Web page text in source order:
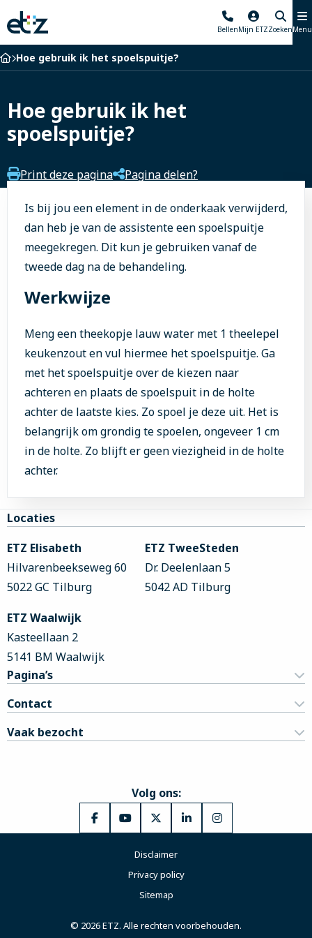
Elisabeth-
TweeSteden
Ziekenhuis
BellenMijn ETZZoekenMenu
Home
Hoe gebruik ik het spoelspuitje?
Hoe gebruik ik het
spoelspuitje?
Print deze pagina Pagina delen?
Is bij jou een element in de onderkaak verwijderd,
dan heb je van de assistente een spoelspuitje
meegekregen. Dit kun je gebruiken vanaf de
tweede dag na de behandeling.
Werkwijze
Meng een theekopje lauw water met 1 theelepel
keukenzout en vul hiermee het spoelspuitje. Ga
met het spoelspuitje over de kiezen naar
achteren en plaats de spoelspuit in de holte
achter de laatste kies. Zo spoel je deze uit. Het is
belangrijk om grondig te spoelen, ongeveer 1 cm
in de holte. Zo blijft er geen viezigheid in de holte
achter.
Site
footer
Locaties
ETZ Elisabeth
Hilvarenbeekseweg 60
5022 GC Tilburg
ETZ TweeSteden
Dr. Deelenlaan 5
5042 AD Tilburg
ETZ Waalwijk
Kasteellaan 2
5141 BM Waalwijk
Pagina’s
Contact
Vaak bezocht
Volg ons:
Ga
Facebook
Ga
YouTube
Ga
X
Ga
Ga
Disclaimer
Privacy policy
Sitemap
© 2026 ETZ. Alle rechten voorbehouden.